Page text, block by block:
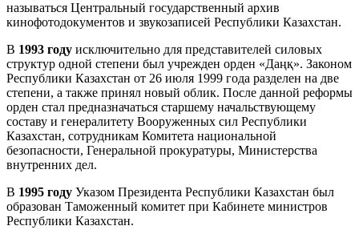
называться Центральный государственный архив
кинофотодокументов и звукозаписей Республики Казахстан.
В 1993 году исключительно для представителей силовых
структур одной степени был учрежден орден «Даңқ». Законом
Республики Казахстан от 26 июля 1999 года разделен на две
степени, а также принял новый облик. После данной реформы
орден стал предназначаться старшему начальствующему
составу и генералитету Вооруженных сил Республики
Казахстан, сотрудникам Комитета национальной
безопасности, Генеральной прокуратуры, Министерства
внутренних дел.
В 1995 году Указом Президента Республики Казахстан был
образован Таможенный комитет при Кабинете министров
Республики Казахстан.